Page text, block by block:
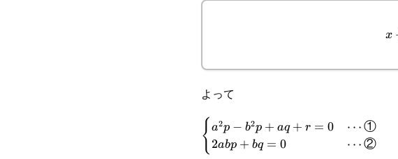
x
よって
\begin{cases}a^2p-
{ a2p − b2p + aq + r = 0
2abp + bq = 0
⋯①
⋯②